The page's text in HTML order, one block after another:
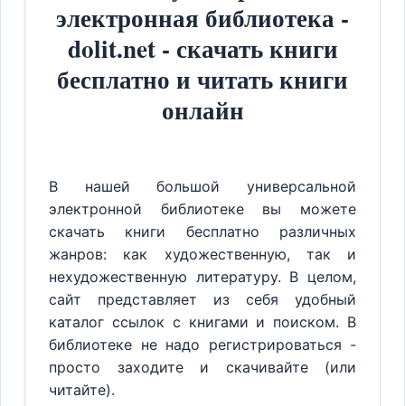
электронная библиотека -
dolit.net - скачать книги
бесплатно и читать книги
онлайн
В нашей большой универсальной
электронной библиотеке вы можете
скачать книги бесплатно различных
жанров: как художественную, так и
нехудожественную литературу. В целом,
сайт представляет из себя удобный
каталог ссылок с книгами и поиском. В
библиотеке не надо регистрироваться -
просто заходите и скачивайте (или
читайте).